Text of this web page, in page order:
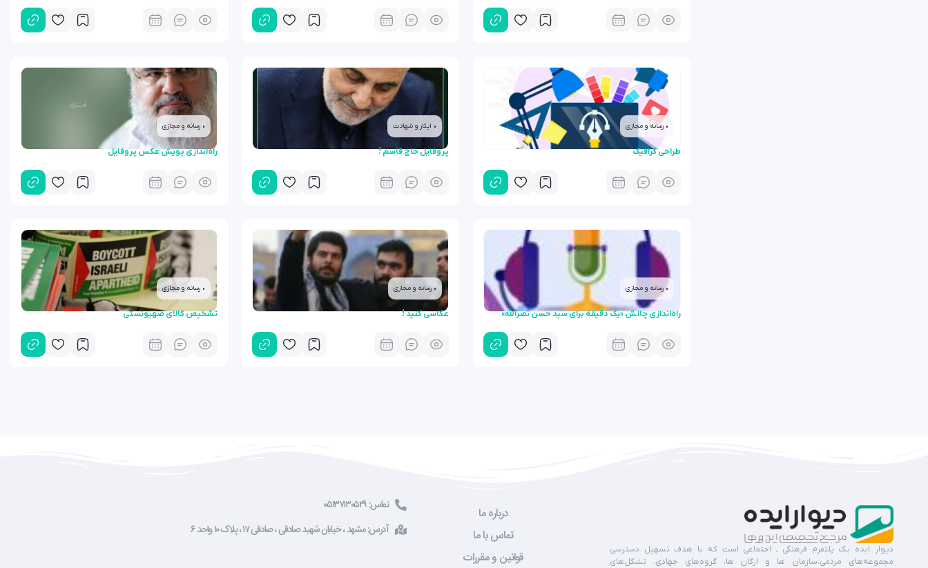
• رسانه و مجازی
طراحی گرافیک
• ایثار و شهادت
پروفایل حاج قاسم !
• رسانه و مجازی
راه‌اندازی پویش عکس پروفایل
• رسانه و مجازی
راه‌اندازی چالش «یک دقیقه برای سید حسن نصرالله»
• رسانه و مجازی
عکاسی کنید !
• رسانه و مجازی
تشخیص کالای صهیونستی
دیوار ایده یک پلتفرم فرهنگی ـ اجتماعی است که با هدف تسهیل دسترسی
مجموعه‌های مردمی،سازمان ها و ارگان ها، گروه‌های جهادی، تشکل‌های
درباره ما
تماس با ما
قوانین و مقررات
تماس: ۰۵۱۳۷۱۳۰۵۲۹
آدرس: مشهد ، خیابان شهید صادقی ، صادقی ۱۷ ، پلاک ۱۰ واحد ۶